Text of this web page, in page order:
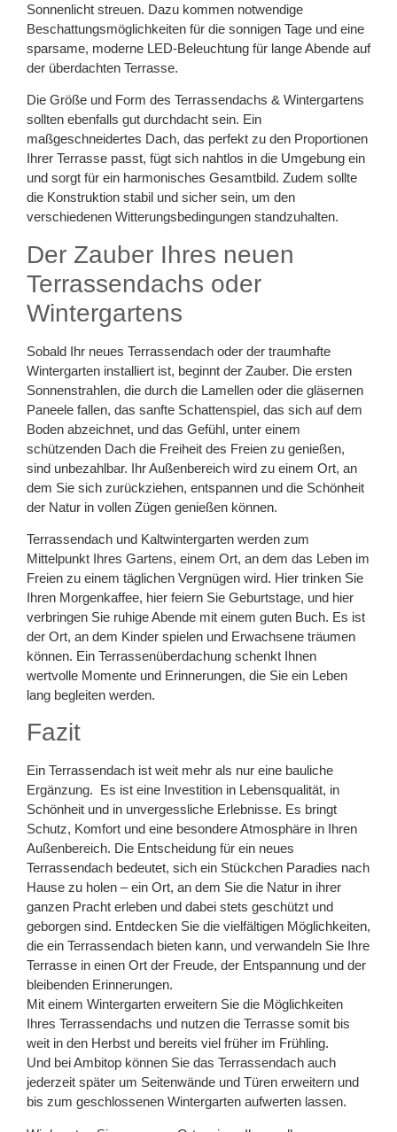
Sonnenlicht streuen. Dazu kommen notwendige
Beschattungsmöglichkeiten für die sonnigen Tage und eine
sparsame, moderne LED-Beleuchtung für lange Abende auf
der überdachten Terrasse.
Die Größe und Form des Terrassendachs & Wintergartens
sollten ebenfalls gut durchdacht sein. Ein
maßgeschneidertes Dach, das perfekt zu den Proportionen
Ihrer Terrasse passt, fügt sich nahtlos in die Umgebung ein
und sorgt für ein harmonisches Gesamtbild. Zudem sollte
die Konstruktion stabil und sicher sein, um den
verschiedenen Witterungsbedingungen standzuhalten.
Der Zauber Ihres neuen
Terrassendachs oder
Wintergartens
Sobald Ihr neues Terrassendach oder der traumhafte
Wintergarten installiert ist, beginnt der Zauber. Die ersten
Sonnenstrahlen, die durch die Lamellen oder die gläsernen
Paneele fallen, das sanfte Schattenspiel, das sich auf dem
Boden abzeichnet, und das Gefühl, unter einem
schützenden Dach die Freiheit des Freien zu genießen,
sind unbezahlbar. Ihr Außenbereich wird zu einem Ort, an
dem Sie sich zurückziehen, entspannen und die Schönheit
der Natur in vollen Zügen genießen können.
Terrassendach und Kaltwintergarten werden zum
Mittelpunkt Ihres Gartens, einem Ort, an dem das Leben im
Freien zu einem täglichen Vergnügen wird. Hier trinken Sie
Ihren Morgenkaffee, hier feiern Sie Geburtstage, und hier
verbringen Sie ruhige Abende mit einem guten Buch. Es ist
der Ort, an dem Kinder spielen und Erwachsene träumen
können. Ein Terrassenüberdachung schenkt Ihnen
wertvolle Momente und Erinnerungen, die Sie ein Leben
lang begleiten werden.
Fazit
Ein Terrassendach ist weit mehr als nur eine bauliche
Ergänzung. Es ist eine Investition in Lebensqualität, in
Schönheit und in unvergessliche Erlebnisse. Es bringt
Schutz, Komfort und eine besondere Atmosphäre in Ihren
Außenbereich. Die Entscheidung für ein neues
Terrassendach bedeutet, sich ein Stückchen Paradies nach
Hause zu holen – ein Ort, an dem Sie die Natur in ihrer
ganzen Pracht erleben und dabei stets geschützt und
geborgen sind. Entdecken Sie die vielfältigen Möglichkeiten,
die ein Terrassendach bieten kann, und verwandeln Sie Ihre
Terrasse in einen Ort der Freude, der Entspannung und der
bleibenden Erinnerungen.
Mit einem Wintergarten erweitern Sie die Möglichkeiten
Ihres Terrassendachs und nutzen die Terrasse somit bis
weit in den Herbst und bereits viel früher im Frühling.
Und bei Ambitop können Sie das Terrassendach auch
jederzeit später um Seitenwände und Türen erweitern und
bis zum geschlossenen Wintergarten aufwerten lassen.